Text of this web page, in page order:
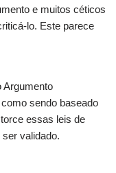
e muitos céticos
lo. Este parece
Argumento
sendo baseado
essas leis de
validado.